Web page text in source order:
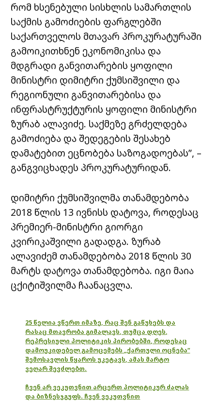
რომ ხსენებული სისხლის სამართლის
საქმის გამოძიების ფარგლებში
საქართველოს მთავარ პროკურატურაში
გამოიკითხნენ ეკონომიკისა და
მდგრადი განვითარების ყოფილი
მინისტრი დიმიტრი ქუმსიშვილი და
რეგიონული განვითარებისა და
ინფრასტრუქტურის ყოფილი მინისტრი
ზურაბ ალავიძე. საქმეზე გრძელდება
გამოძიება და შედეგების შესახებ
დამატებით ეცნობება საზოგადოებას”, –
განგვიცხადეს პროკურატურიდან.
დიმიტრი ქუმსიშვილმა თანამდებობა
2018 წლის 13 ივნისს დატოვა, როდესაც
პრემიერ-მინისტრი გიორგი
კვირიკაშვილი გადადგა. ზურაბ
ალავიძემ თანამდებობა 2018 წლის 30
მარტს დატოვა თანამდებობა. იგი მაია
ცქიტიშვილმა ჩაანაცვლა.
25 წელია ვწერთ იმაზე, რაც შენ გაწუხებს და
რასაც მთავრობა გიმალავს, თუმცა დღეს,
რეპრესიული პოლიტიკის პირობებში, როდესაც
დამოუკიდებელ გამოცემებს „ქართული ოცნება“
შემოსავლის წყაროს უკეტავს, ამას მარტო
ვეღარ შევძლებთ.
ჩვენ არ ვეკუთვნით არცერთ პოლიტიკურ ძალას
და ბიზნესჯგუფს. ჩვენ ვეკუთვნით